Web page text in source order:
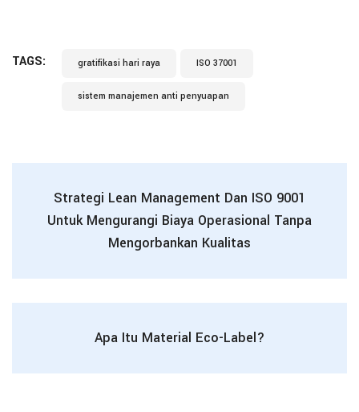
TAGS: gratifikasi hari raya ISO 37001
sistem manajemen anti penyuapan
Strategi Lean Management Dan ISO 9001
Untuk Mengurangi Biaya Operasional Tanpa
Mengorbankan Kualitas
Apa Itu Material Eco-Label?